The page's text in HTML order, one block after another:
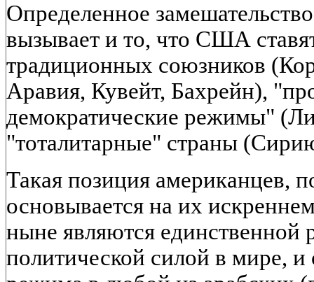
Определенное
вызывает и то, что США
традиционных союзников
Аравия, Кувейт, Бахрейн),
демократические режимы"
"тоталитарные" страны
Такая позиция американцев,
основывается на их
ныне являются единственной
политической силой в мире, и